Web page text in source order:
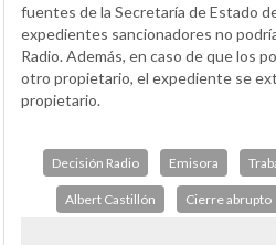
fuentes de la Secretaría de Estado
expedientes sancionadores no
Radio. Además, en caso de que los
otro propietario, el expediente se
propietario.
Decisión Radio Emisora
Albert Castillón Cierre abrupto